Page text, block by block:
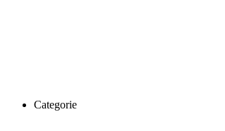
Categorie